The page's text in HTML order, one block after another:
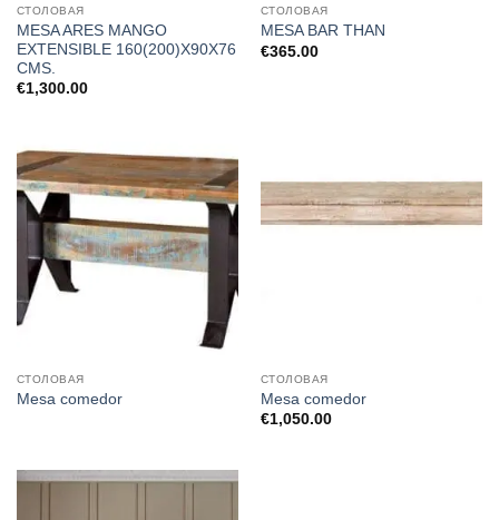
СТОЛОВАЯ
MESA ARES MANGO
EXTENSIBLE 160(200)X90X76
CMS.
€1,300.00
СТОЛОВАЯ
MESA BAR THAN
€365.00
СТОЛОВАЯ
Mesa comedor
СТОЛОВАЯ
Mesa comedor
€1,050.00